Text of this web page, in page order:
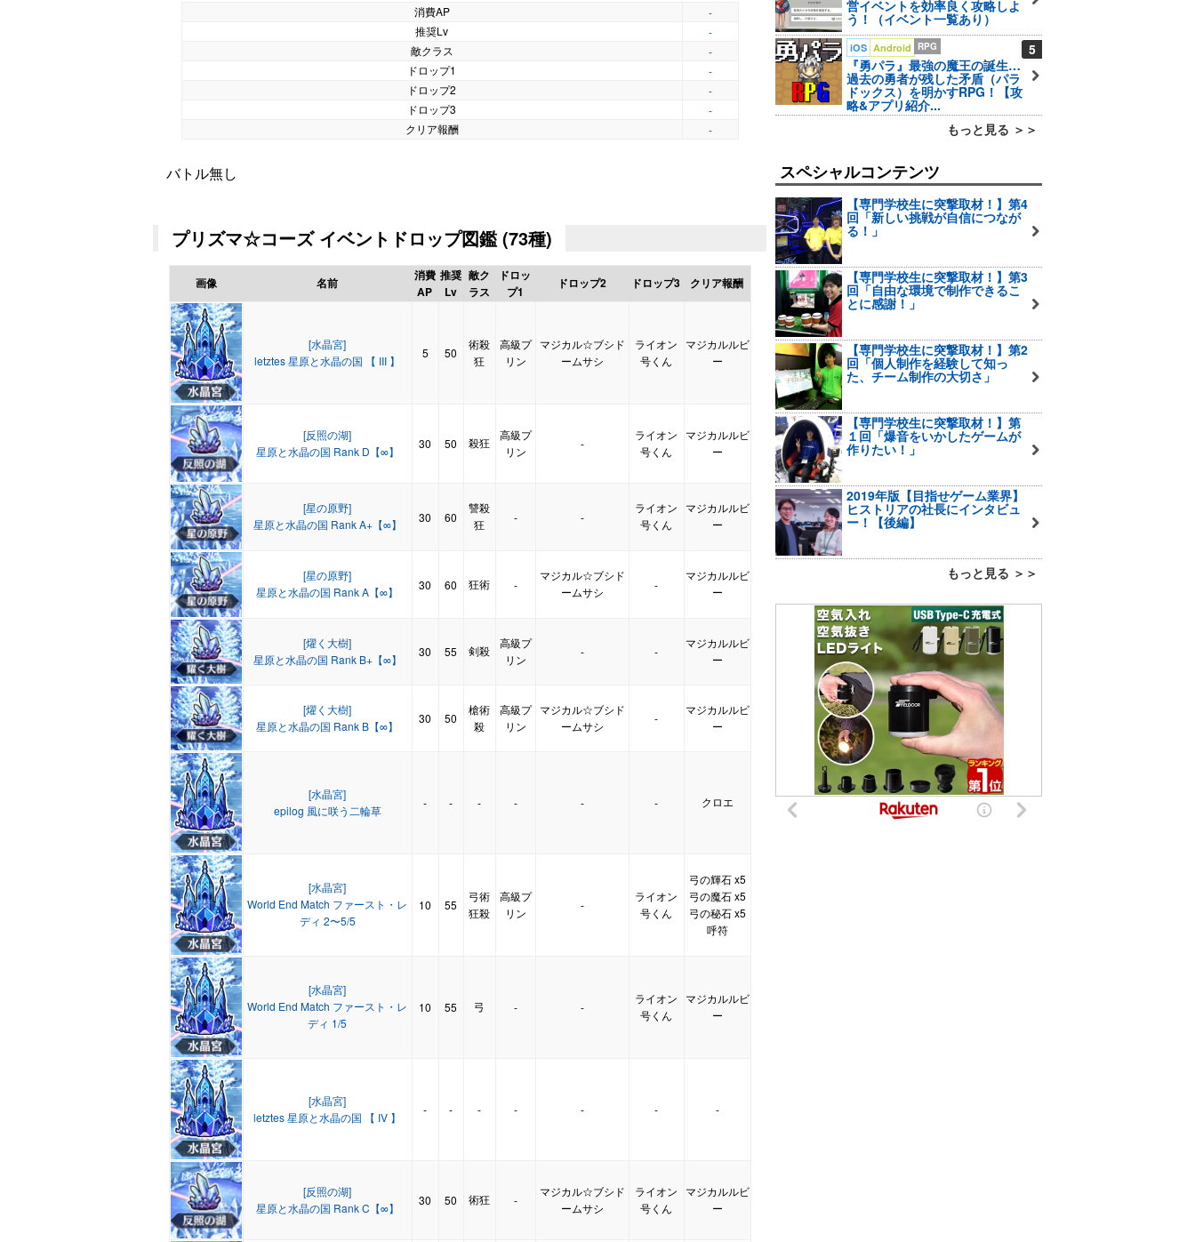
消費AP
-
推奨Lv
-
敵クラス
-
ドロップ1
-
ドロップ2
-
ドロップ3
-
クリア報酬
-
バトル無し
プリズマ☆コーズ イベントドロップ図鑑 (73種)
画像 名前
消費
AP
推奨
Lv
敵ク
ラス
ドロッ
プ1
ドロップ2 ドロップ3 クリア報酬
[水晶宮]
letztes 星原と水晶の国 【 III 】
5 50
術殺
狂
高級プ
リン
マジカル☆ブシド
ームサシ
ライオン
号くん
マジカルルビ
ー
[反照の湖]
星原と水晶の国 Rank D【∞】
30 50 殺狂
高級プ
リン
-
ライオン
号くん
マジカルルビ
ー
[星の原野]
星原と水晶の国 Rank A+【∞】
30 60
讐殺
狂
- -
ライオン
号くん
マジカルルビ
ー
[星の原野]
星原と水晶の国 Rank A【∞】
30 60 狂術 -
マジカル☆ブシド
ームサシ
-
マジカルルビ
ー
[燿く大樹]
星原と水晶の国 Rank B+【∞】
30 55 剣殺
高級プ
リン
- -
マジカルルビ
ー
[燿く大樹]
星原と水晶の国 Rank B【∞】
30 50
槍術
殺
高級プ
リン
マジカル☆ブシド
ームサシ
-
マジカルルビ
ー
[水晶宮]
epilog 風に咲う二輪草
- - - - - - クロエ
[水晶宮]
World End Match ファースト・レ
ディ 2〜5/5
10 55
弓術
狂殺
高級プ
リン
-
ライオン
号くん
弓の輝石 x5
弓の魔石 x5
弓の秘石 x5
呼符
[水晶宮]
World End Match ファースト・レ
ディ 1/5
10 55 弓 - -
ライオン
号くん
マジカルルビ
ー
[水晶宮]
letztes 星原と水晶の国 【 IV 】
- - - - - - -
[反照の湖]
星原と水晶の国 Rank C【∞】
30 50 術狂 -
マジカル☆ブシド
ームサシ
ライオン
号くん
マジカルルビ
ー
営イベントを効率良く攻略しよ
う！（イベント一覧あり）
5
iOS Android RPG
『勇パラ』最強の魔王の誕生…
過去の勇者が残した矛盾（パラ
ドックス）を明かすRPG！【攻
略&アプリ紹介...
もっと見る ＞＞
スペシャルコンテンツ
【専門学校生に突撃取材！】第4
回「新しい挑戦が自信につなが
る！」
【専門学校生に突撃取材！】第3
回「自由な環境で制作できるこ
とに感謝！」
【専門学校生に突撃取材！】第2
回「個人制作を経験して知っ
た、チーム制作の大切さ」
【専門学校生に突撃取材！】第
１回「爆音をいかしたゲームが
作りたい！」
2019年版【目指せゲーム業界】
ヒストリアの社長にインタビュ
ー！【後編】
もっと見る ＞＞